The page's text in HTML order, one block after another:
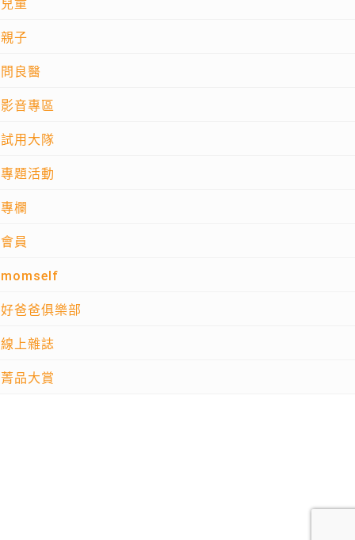
兒童
親子
問良醫
影音專區
試用大隊
專題活動
專欄
會員
momself
好爸爸俱樂部
線上雜誌
菁品大賞